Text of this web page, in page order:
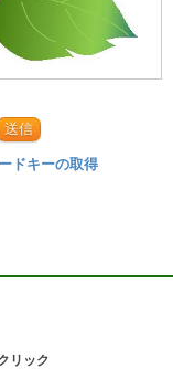
送信
ドキーの取得
リック